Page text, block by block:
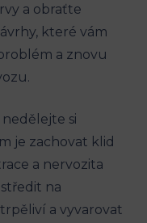
a obraťte
které vám
a znovu
nedělejte si
je zachovat klid
a nervozita
na
a vyvarovat